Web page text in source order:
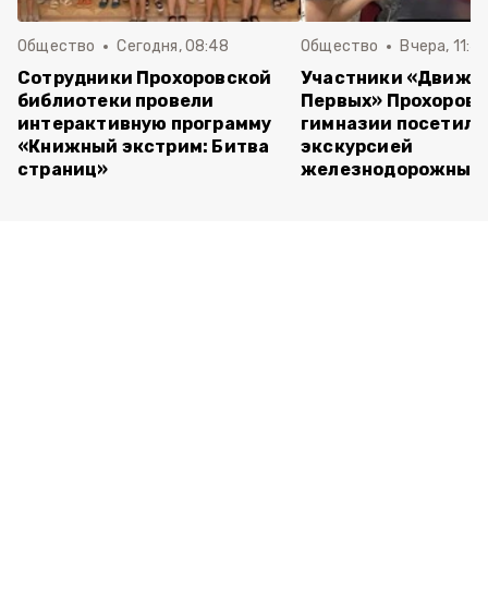
Общество Сегодня, 08:48
Сотрудники Прохоровской
библиотеки провели
интерактивную программу
«Книжный экстрим: Битва
страниц»
Общество Вчера,
Участники
Первых»
гимназии
экскурсией
железнодорожный